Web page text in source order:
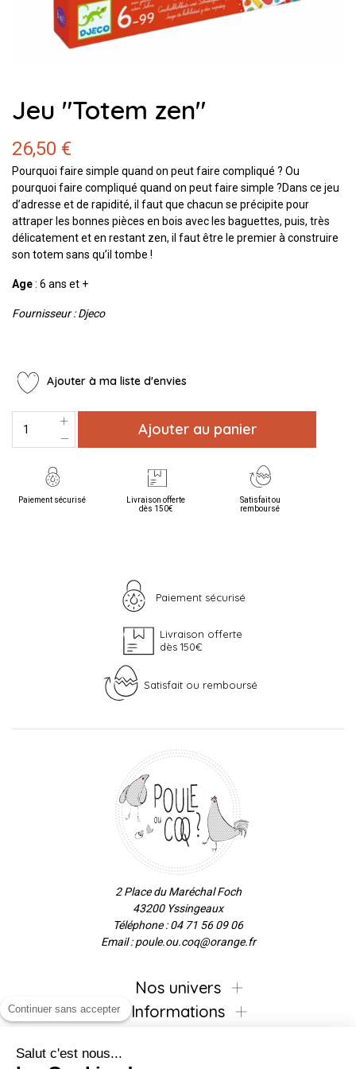
Jeu "Totem zen"
26,50 €
Pourquoi faire simple quand on peut faire compliqué ? Ou
pourquoi faire compliqué quand on peut faire simple ?Dans ce jeu
d’adresse et de rapidité, il faut que chacun se précipite pour
attraper les bonnes pièces en bois avec les baguettes, puis, très
délicatement et en restant zen, il faut être le premier à construire
son totem sans qu’il tombe !
Age: 6 ans et +
Fournisseur : Djeco
Ajouter à ma liste d'envies
Ajouter au panier
Paiement sécurisé
Livraison offerte
dès 150€
Satisfait ou
remboursé
Paiement sécurisé
Livraison offerte
dès 150€
Satisfait ou remboursé
2 Place du Maréchal Foch
43200 Yssingeaux
Téléphone : 04 71 56 09 06
Email : poule.ou.coq@orange.fr
Nos univers
Informations
Continuer sans accepter
Salut c'est nous...